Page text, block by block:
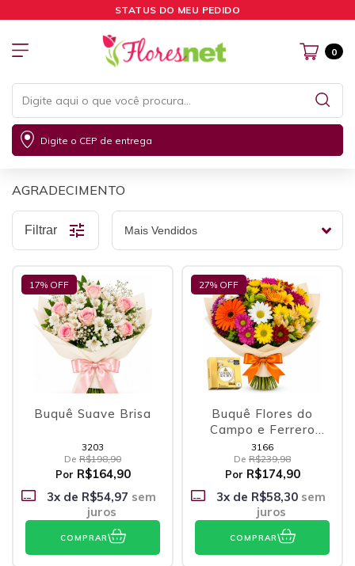
STATUS DO MEU PEDIDO
0
Digite o CEP de entrega
AGRADECIMENTO
Filtrar
17% OFF
Buquê Suave Brisa
3203
De R$198,90
Por R$164,90
3x de R$54,97 sem
juros
COMPRAR
27% OFF
Buquê Flores do
Campo e Ferrero
Rocher
3166
De R$239,98
Por R$174,90
3x de R$58,30 sem
juros
COMPRAR